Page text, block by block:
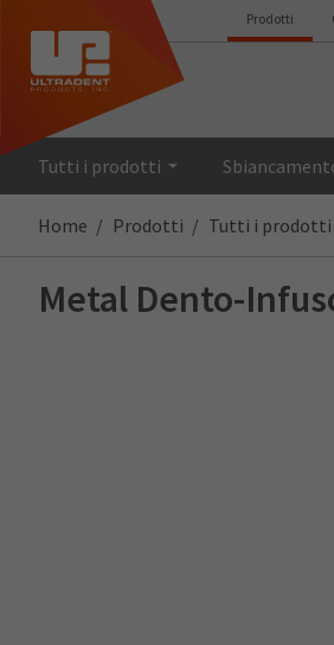
Prodotti
Tutti i prodotti
Home Prodotti Tutti i prodotti
Metal Dento-